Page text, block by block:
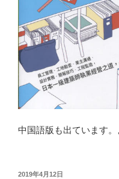
中国語版も出ています。
投
2019年4月12日